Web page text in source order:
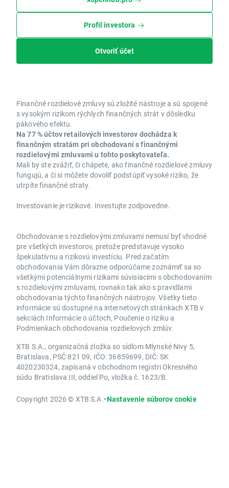
Profil investora
Otvoriť účet
Finančné rozdielové zmluvy sú zložité nástroje a sú spojené
s vysokým rizikom rýchlych finančných strát v dôsledku
pákového efektu.
Na 77 % účtov retailových investorov dochádza k
finančným stratám pri obchodovaní s finančnými
rozdielovými zmluvami u tohto poskytovateľa.
Mali by ste zvážiť, či chápete, ako finančné rozdielové zmluvy
fungujú, a či si môžete dovoliť podstúpiť vysoké riziko, že
utrpíte finančné straty.
Investovanie je rizikové. Investujte zodpovedne.
Obchodovanie s rozdielovými zmluvami nemusí byť vhodné
pre všetkých investorov, pretože predstavuje vysoko
špekulatívnu a rizikovú investíciu. Pred začatím
obchodovania Vám dôrazne odporúčame zoznámiť sa so
všetkými potenciálnymi rizikami súvisiacimi s obchodovaním
s rozdielovými zmluvami, rovnako tak ako s pravidlami
obchodovania týchto finančných nástrojov. Všetky tieto
informácie sú dostupné na internetových stránkach XTB v
sekciách Informácie o účtoch, Poučenie o riziku a
Podmienkach obchodovania rozdielových zmlúv.
XTB S.A., organizačná zložka so sídlom Mlynské Nivy 5,
Bratislava, PSČ 821 09, IČO: 36859699, DIČ: SK
4020230324, zapísaná v obchodnom registri Okresného
súdu Bratislava III, oddiel Po, vložka č. 1623/B.
Copyright 2026 © XTB S.A.•Nastavenie súborov cookie